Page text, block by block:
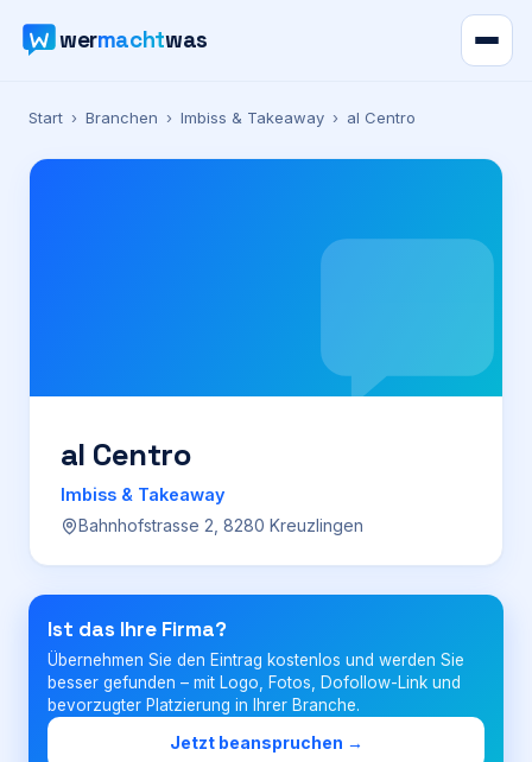
wermachtwas
Verzeichnis
Karte
Preise
Für Firmen
Login
Firma eintragen
Start › Branchen › Imbiss & Takeaway › al Centro
al Centro
Imbiss & Takeaway
Bahnhofstrasse 2, 8280 Kreuzlingen
Ist das Ihre Firma?
Übernehmen Sie den Eintrag kostenlos und werden Sie
besser gefunden – mit Logo, Fotos, Dofollow-Link und
bevorzugter Platzierung in Ihrer Branche.
Jetzt beanspruchen →